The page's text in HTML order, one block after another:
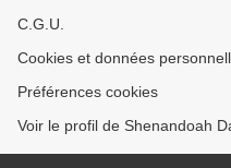
C.G.U.
Cookies et données
Préférences cookies
Voir le profil de Shenandoah